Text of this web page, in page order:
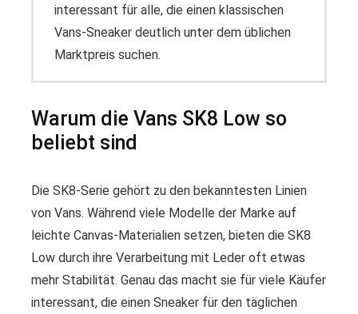
interessant für alle, die einen klassischen
Vans-Sneaker deutlich unter dem üblichen
Marktpreis suchen.
Warum die Vans SK8 Low so
beliebt sind
Die SK8-Serie gehört zu den bekanntesten Linien
von Vans. Während viele Modelle der Marke auf
leichte Canvas-Materialien setzen, bieten die SK8
Low durch ihre Verarbeitung mit Leder oft etwas
mehr Stabilität. Genau das macht sie für viele Käufer
interessant, die einen Sneaker für den täglichen